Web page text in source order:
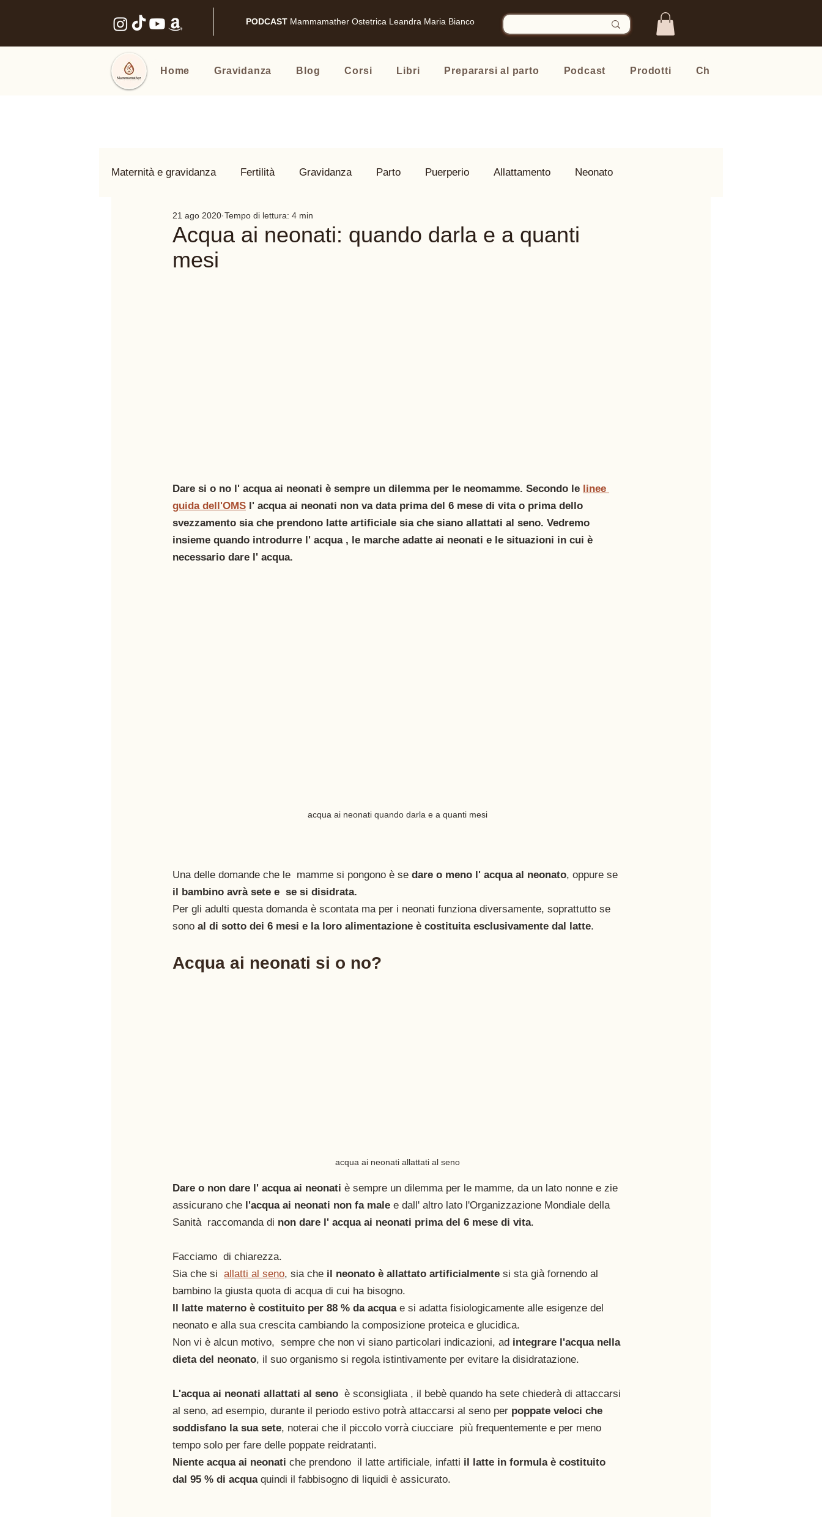
PODCAST Mammamather Ostetrica Leandra Maria Bianco
Home Gravidanza Blog Corsi Libri Prepararsi al parto Podcast Prodotti Chi sono
Maternità e gravidanza Fertilità Gravidanza Parto Puerperio Allattamento Neonato
Benessere intimo Nomi e Famiglia
Acqua ai neonati: quando darla e a quanti
mesi
21 ago 2020 Tempo di lettura: 4 min
Dare si o no l' acqua ai neonati è sempre un dilemma per le neomamme. Secondo le linee
guida dell'OMS l' acqua ai neonati non va data prima del 6 mese di vita o prima dello
svezzamento sia che prendono latte artificiale sia che siano allattati al seno. Vedremo
insieme quando introdurre l' acqua , le marche adatte ai neonati e le situazioni in cui è
necessario dare l' acqua.
acqua ai neonati quando darla e a quanti mesi
Una delle domande che le  mamme si pongono è se dare o meno l' acqua al neonato, oppure se
il bambino avrà sete e  se si disidrata.
Per gli adulti questa domanda è scontata ma per i neonati funziona diversamente, soprattutto se
sono al di sotto dei 6 mesi e la loro alimentazione è costituita esclusivamente dal latte.
Acqua ai neonati si o no?
acqua ai neonati allattati al seno
Dare o non dare l' acqua ai neonati è sempre un dilemma per le mamme, da un lato nonne e zie
assicurano che l'acqua ai neonati non fa male e dall' altro lato l'Organizzazione Mondiale della
Sanità  raccomanda di non dare l' acqua ai neonati prima del 6 mese di vita.
Facciamo  di chiarezza.
Sia che si allatti al seno, sia che il neonato è allattato artificialmente si sta già fornendo al
bambino la giusta quota di acqua di cui ha bisogno.
Il latte materno è costituito per 88 % da acqua e si adatta fisiologicamente alle esigenze del
neonato e alla sua crescita cambiando la composizione proteica e glucidica.
Non vi è alcun motivo,  sempre che non vi siano particolari indicazioni, ad integrare l'acqua nella
dieta del neonato, il suo organismo si regola istintivamente per evitare la disidratazione.
L'acqua ai neonati allattati al seno
  è sconsigliata , il bebè quando ha sete chiederà di attaccarsi
al seno, ad esempio, durante il periodo estivo potrà attaccarsi al seno per poppate veloci che
soddisfano la sua sete, noterai che il piccolo vorrà ciucciare  più frequentemente e per meno
tempo solo per fare delle poppate reidratanti.
Niente acqua ai neonati che prendono  il latte artificiale, infatti il latte in formula è costituito
dal 95 % di acqua quindi il fabbisogno di liquidi è assicurato.